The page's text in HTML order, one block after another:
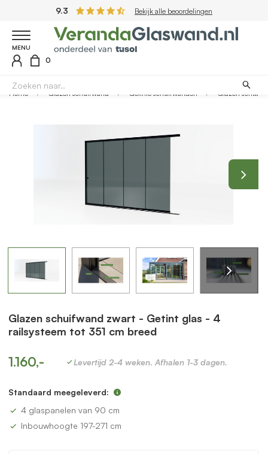
9.3 Bekijk alle beoordelingen
MENU
0
Home Glazen schuifwand Getinte schuifwanden Glazen schuifwand zwart - Getint glas - 4 railsysteem tot 351 cm breed
Glazen schuifwand zwart - Getint glas - 4
railsysteem tot 351 cm breed
1.160,- Levertijd 2-4 weken. Afhalen 1-3 dagen.
Standaard meegeleverd:
4 glaspanelen van 90 cm
Inbouwhoogte 197-271 cm